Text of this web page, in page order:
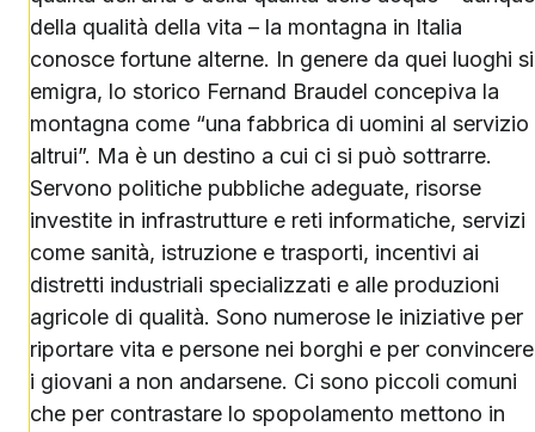
della qualità della vita – la montagna in Italia
conosce fortune alterne. In genere da quei luoghi si
emigra, lo storico Fernand Braudel concepiva la
montagna come “una fabbrica di uomini al servizio
altrui”. Ma è un destino a cui ci si può sottrarre.
Servono politiche pubbliche adeguate, risorse
investite in infrastrutture e reti informatiche, servizi
come sanità, istruzione e trasporti, incentivi ai
distretti industriali specializzati e alle produzioni
agricole di qualità. Sono numerose le iniziative per
riportare vita e persone nei borghi e per convincere
i giovani a non andarsene. Ci sono piccoli comuni
che per contrastare lo spopolamento mettono in